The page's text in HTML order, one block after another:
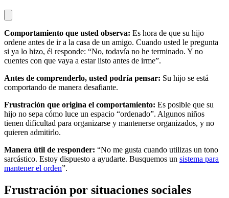
Comportamiento que usted observa: Es hora de que su hijo
ordene antes de ir a la casa de un amigo. Cuando usted le pregunta
si ya lo hizo, él responde: “No, todavía no he terminado. Y no
cuentes con que vaya a estar listo antes de irme”.
Antes de comprenderlo, usted podría pensar: Su hijo se está
comportando de manera desafiante.
Frustración que origina el comportamiento: Es posible que su
hijo no sepa cómo luce un espacio “ordenado”. Algunos niños
tienen dificultad para organizarse y mantenerse organizados, y no
quieren admitirlo.
Manera útil de responder: “No me gusta cuando utilizas un tono
sarcástico. Estoy dispuesto a ayudarte. Busquemos un sistema para
mantener el orden”.
Frustración por situaciones sociales